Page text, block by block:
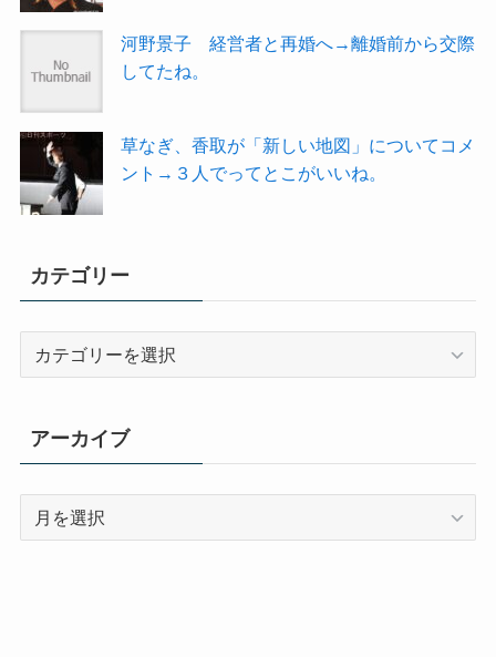
河野景子 経営者と再婚へ→離婚前から交際
してたね。
草なぎ、香取が「新しい地図」についてコメ
ント→３人でってとこがいいね。
カテゴリー
ー
アーカイブ